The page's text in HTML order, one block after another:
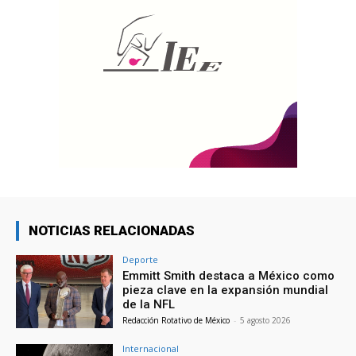
NOTICIAS RELACIONADAS
Deporte
Emmitt Smith destaca a México como
pieza clave en la expansión mundial
de la NFL
Redacción Rotativo de México - 5 agosto 2026
Internacional